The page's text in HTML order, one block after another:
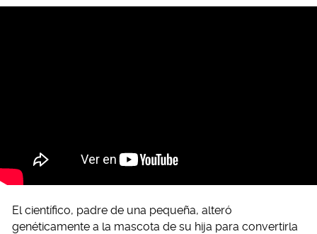
El científico, padre de una pequeña, alteró
genéticamente a la mascota de su hija para convertirla